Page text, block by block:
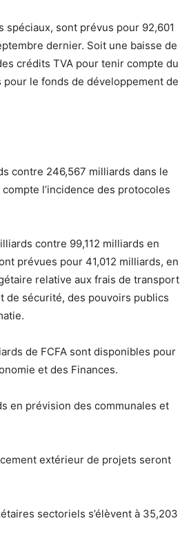
sont prévus pour 92,601
dernier. Soit une baisse de
crédits TVA pour tenir compte du
le fonds de développement de
contre 246,567 milliards dans le
l’incidence des protocoles
contre 99,112 milliards en
prévues pour 41,012 milliards, en
relative aux frais de transport
de sécurité, des pouvoirs publics
de FCFA sont disponibles pour
et des Finances.
en prévision des communales et
extérieur de projets seront
sectoriels s’élèvent à 35,203